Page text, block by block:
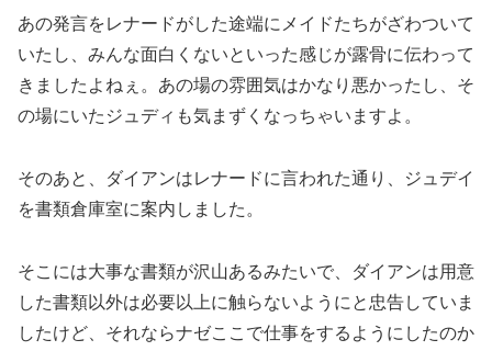
あの発言をレナードがした途端にメイドたちがざわついて
いたし、みんな面白くないといった感じが露骨に伝わって
きましたよねぇ。あの場の雰囲気はかなり悪かったし、そ
の場にいたジュディも気まずくなっちゃいますよ。
そのあと、ダイアンはレナードに言われた通り、ジュデイ
を書類倉庫室に案内しました。
そこには大事な書類が沢山あるみたいで、ダイアンは用意
した書類以外は必要以上に触らないようにと忠告していま
したけど、それならナゼここで仕事をするようにしたのか